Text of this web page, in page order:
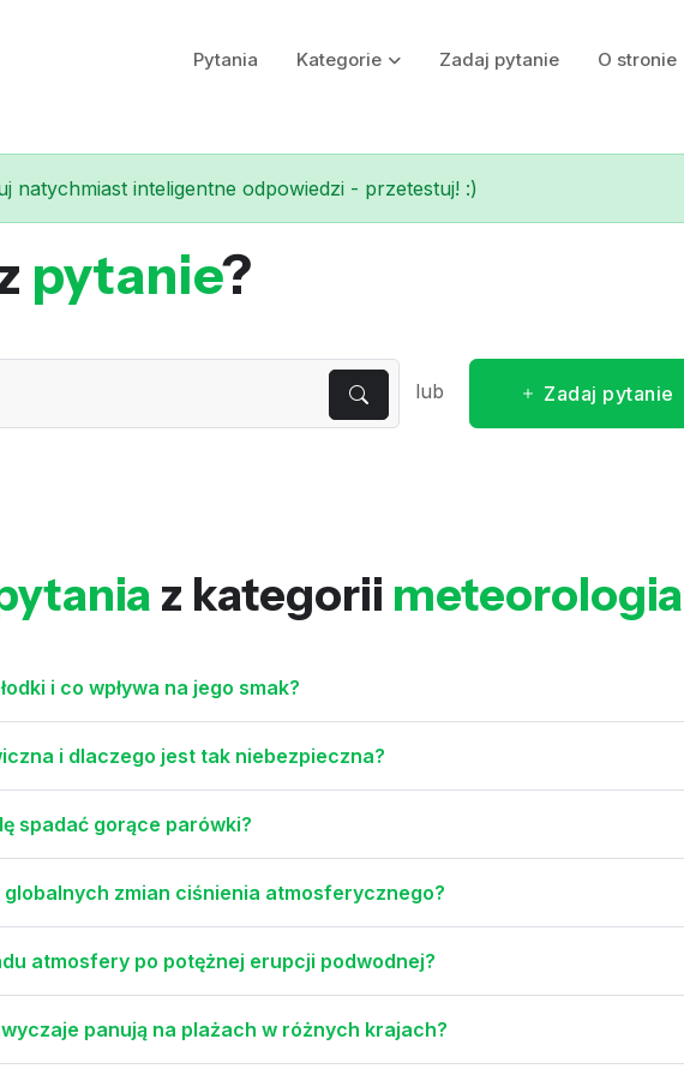
Pytania Kategorie Zadaj pytanie O stronie
natychmiast inteligentne odpowiedzi - przetestuj! :)
pytanie?
lub Zadaj pytanie
z kategorii meteorologia
i co wpływa na jego smak?
i dlaczego jest tak niebezpieczna?
spadać gorące parówki?
zmian ciśnienia atmosferycznego?
atmosfery po potężnej erupcji podwodnej?
panują na plażach w różnych krajach?